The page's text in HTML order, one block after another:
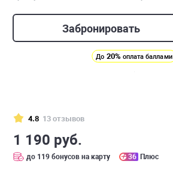
Забронировать
До 20% оплата баллами
4.8 13 отзывов
1 190 руб.
до 119 бонусов на карту 36 Плюс